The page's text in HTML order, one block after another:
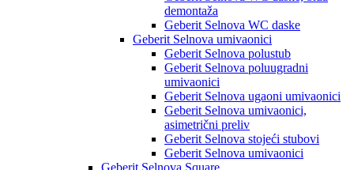
demontaža
Geberit Selnova WC daske
Geberit Selnova umivaonici
Geberit Selnova polustub
Geberit Selnova poluugradni
umivaonici
Geberit Selnova ugaoni umivaonici
Geberit Selnova umivaonici,
asimetrični preliv
Geberit Selnova stojeći stubovi
Geberit Selnova umivaonici